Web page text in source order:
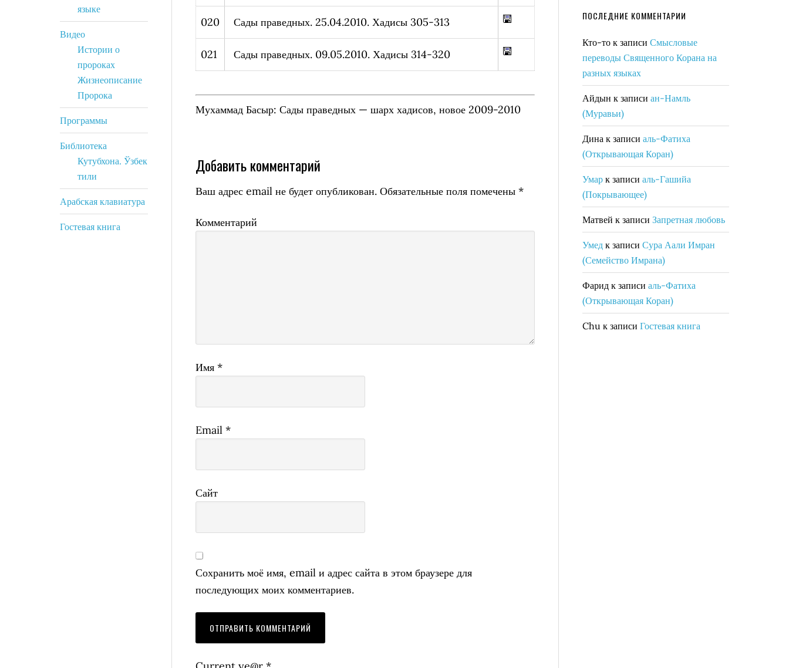
020 Сады праведных. 25.04.2010. Хадисы 305-313
021 Сады праведных. 09.05.2010. Хадисы 314-320
Мухаммад Басыр: Сады праведных — шарх хадисов, новое 2009-2010
Добавить комментарий
Ваш адрес email не будет опубликован. Обязательные поля помечены *
Комментарий
Имя *
Email *
Сайт
Сохранить моё имя, email и адрес сайта в этом браузере для
последующих моих комментариев.
ПОСЛЕДНИЕ КОММЕНТАРИИ
Кто-то к записи Смысловые
переводы Священного Корана на
разных языках
Айдын к записи ан-Намль
(Муравьи)
Дина к записи аль-Фатиха
(Открывающая Коран)
Умар к записи аль-Гашийа
(Покрывающее)
Матвей к записи Запретная любовь
Умед к записи Сура Аали Имран
(Семейство Имрана)
Фарид к записи аль-Фатиха
(Открывающая Коран)
Chu к записи Гостевая книга
языке
Видео
Истории о
пророках
Жизнеописание
Пророка
Программы
Библиотека
Кутубхона. Ўзбек
тили
Арабская клавиатура
Гостевая книга